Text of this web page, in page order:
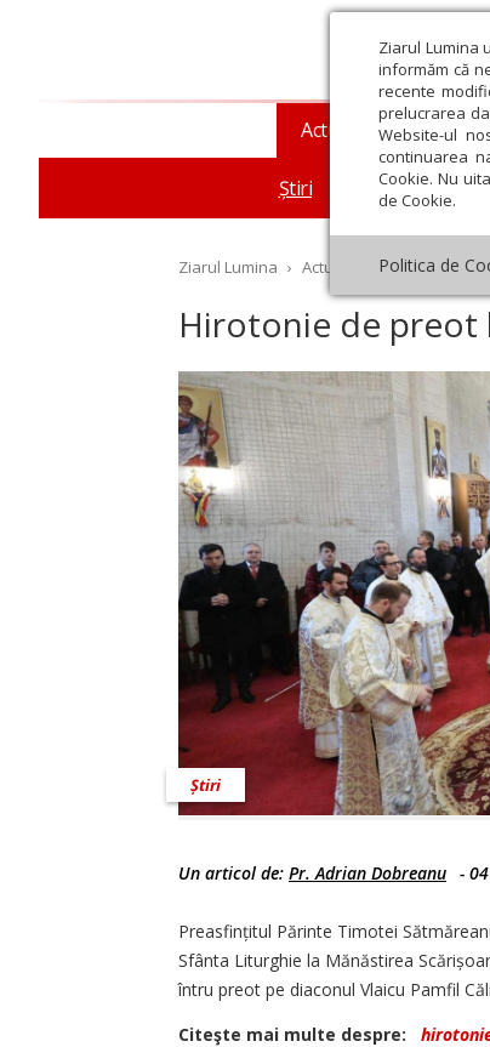
Ziarul Lumina
informăm că
recente
prelucrarea
Website-ul
continuarea
Cookie. Nu
de Cookie.
Politica de
Actualitate religioasă
Știri Mesaje și
Ziarul Lumina › Actualitate religioasă ›
Hirotonie de preot
Știri
Un articol de: Pr. Adrian Dobreanu -
Preasfințitul Părinte Timotei
Sfânta Liturghie la Mănăstirea
întru preot pe diaconul Vlaicu Pamfil
Citeşte mai multe despre:
Octombrie Noiembrie Decembrie